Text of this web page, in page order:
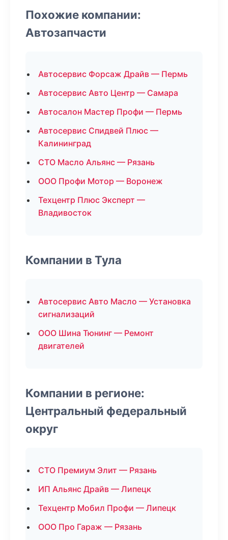
Похожие компании:
Автозапчасти
Автосервис Форсаж Драйв — Пермь
Автосервис Авто Центр — Самара
Автосалон Мастер Профи — Пермь
Автосервис Спидвей Плюс —
Калининград
СТО Масло Альянс — Рязань
ООО Профи Мотор — Воронеж
Техцентр Плюс Эксперт —
Владивосток
Компании в Тула
Автосервис Авто Масло — Установка
сигнализаций
ООО Шина Тюнинг — Ремонт
двигателей
Компании в регионе:
Центральный федеральный
округ
СТО Премиум Элит — Рязань
ИП Альянс Драйв — Липецк
Техцентр Мобил Профи — Липецк
ООО Про Гараж — Рязань